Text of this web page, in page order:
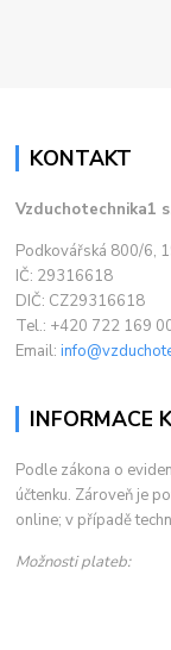
KONTAKT
Vzduchotechnika1
Podkovářská 800/6,
IČ: 29316618
DIČ: CZ29316618
Tel.: +420 722 169
Email:
INFORMACE
Podle zákona o
účtenku. Zároveň je
online; v případě
Možnosti plateb: